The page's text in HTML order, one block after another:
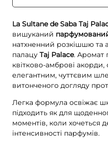
La Sultane de Saba Taj
вишуканий
натхненний розкішшю та
палацу Taj Palace. Аромат
квітково-амброві
елегантним, чуттєвим
витонченого догляду
Легка формула освіжає
підходить як для
моментів, коли хочеться
інтенсивності парфумів.